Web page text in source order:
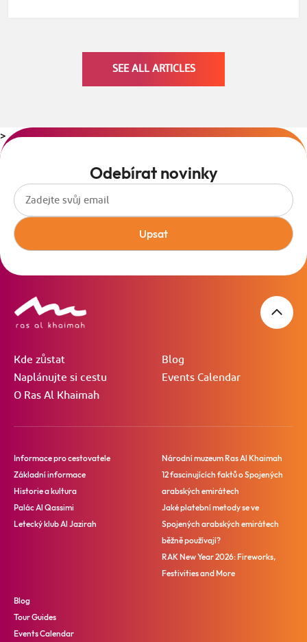
SEE ALL ARTICLES
>
Odebírat novinky
Upsat
Kde zůstat
Naplánujte si cestu
O Ras Al Khaimah
Blog
Events Calendar
Informace pro cestovatele
Základní informace
Historie a kultura
Palác Al Qassimi
Letecký klub Al Jazirah
Národní muzeum Ras Al Khaimah
12 fascinujících faktů o Spojených
arabských emirátech
Jaké platební metody se ve
Spojených arabských emirátech
běžně používají?
RAK New Year 2026: Fireworks,
Festivities and More
Blog
Tour Guides
Events Calendar